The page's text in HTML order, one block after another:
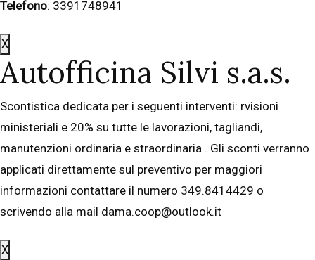
Telefono: 3391748941
X
Autofficina Silvi s.a.s.
Scontistica dedicata per i seguenti interventi: rvisioni
ministeriali e 20% su tutte le lavorazioni, tagliandi,
manutenzioni ordinaria e straordinaria . Gli sconti verranno
applicati direttamente sul preventivo per maggiori
informazioni contattare il numero 349.8414429 o
scrivendo alla mail dama.coop@outlook.it
X